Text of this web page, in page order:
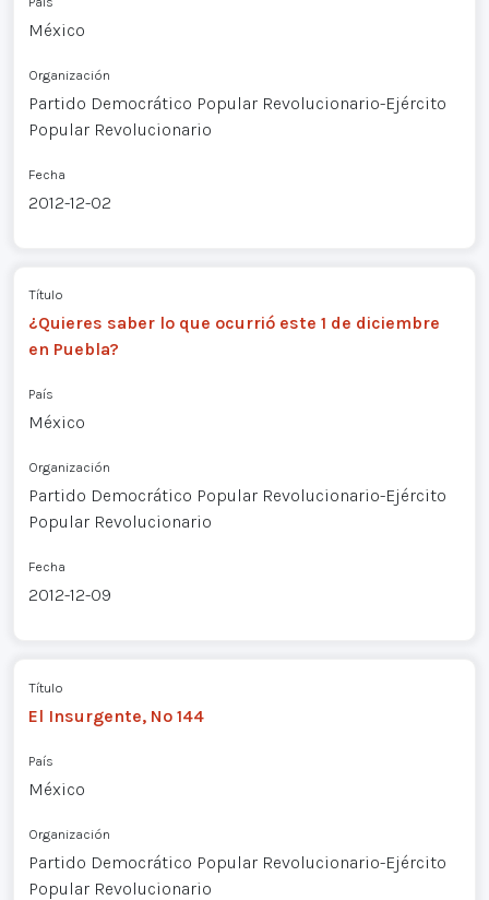
México
Organización
Partido Democrático Popular Revolucionario-Ejército
Popular Revolucionario
Fecha
2012-12-02
Título
¿Quieres saber lo que ocurrió este 1 de diciembre
en Puebla?
País
México
Organización
Partido Democrático Popular Revolucionario-Ejército
Popular Revolucionario
Fecha
2012-12-09
Título
El Insurgente, Nº 144
País
México
Organización
Partido Democrático Popular Revolucionario-Ejército
Popular Revolucionario